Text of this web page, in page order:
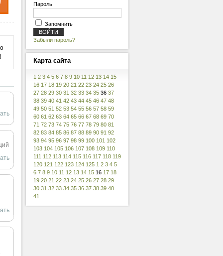
Пароль
Запомнить
Забыли пароль?
Картасайта
1 2 3 4 5 6 7 8 9 10 11 12 13 14 15
16 17 18 19 20 21 22 23 24 25 26
27 28 29 30 31 32 33 34 35 36 37
38 39 40 41 42 43 44 45 46 47 48
49 50 51 52 53 54 55 56 57 58 59
60 61 62 63 64 65 66 67 68 69 70
71 72 73 74 75 76 77 78 79 80 81
82 83 84 85 86 87 88 89 90 91 92
93 94 95 96 97 98 99 100 101 102
103 104 105 106 107 108 109 110
111 112 113 114 115 116 117 118 119
120 121 122 123 124 125 1 2 3 4 5
6 7 8 9 10 11 12 13 14 15 16 17 18
19 20 21 22 23 24 25 26 27 28 29
30 31 32 33 34 35 36 37 38 39 40
41